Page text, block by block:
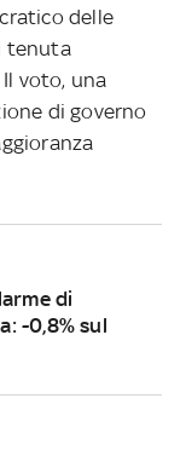
delle
tenuta
voto, una
di governo
di
-0,8% sul